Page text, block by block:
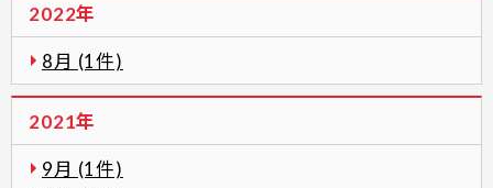
2022年
8月 (1件)
2021年
9月 (1件)